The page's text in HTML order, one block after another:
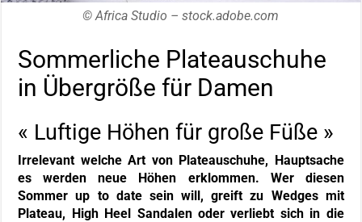
© Africa Studio – stock.adobe.com
Sommerliche Plateauschuhe
in Übergröße für Damen
« Luftige Höhen für große Füße »
Irrelevant welche Art von Plateauschuhe, Hauptsache
es werden neue Höhen erklommen. Wer diesen
Sommer up to date sein will, greift zu Wedges mit
Plateau, High Heel Sandalen oder verliebt sich in die